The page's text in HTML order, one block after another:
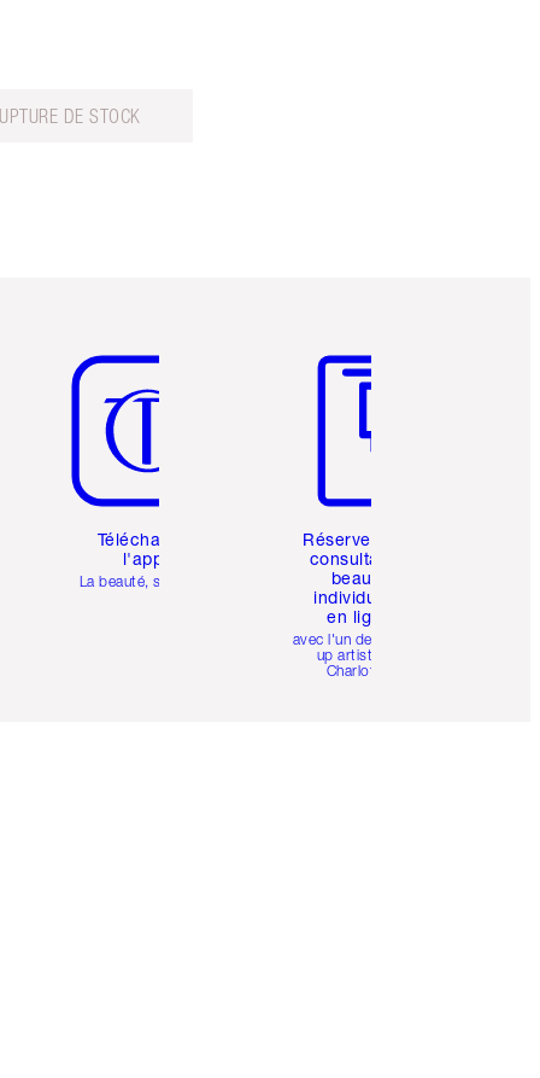
DE STOCK
Téléchargez
l'appli
La beauté, simplifiée
Réservez une
consultation
beauté
individuelle
en ligne
avec l'un des make-
up artists de
Charlotte.